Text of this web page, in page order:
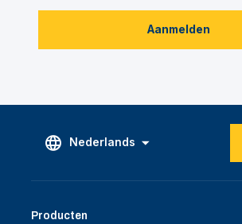
Aanmelden
Nederlands
Producten